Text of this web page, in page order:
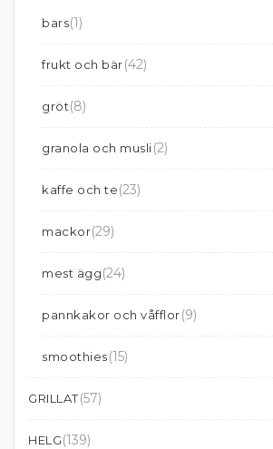
bars(1)
frukt och bär(42)
gröt(8)
granola och musli(2)
kaffe och te(23)
mackor(29)
mest ägg(24)
pannkakor och våfflor(9)
smoothies(15)
GRILLAT(57)
HELG(139)